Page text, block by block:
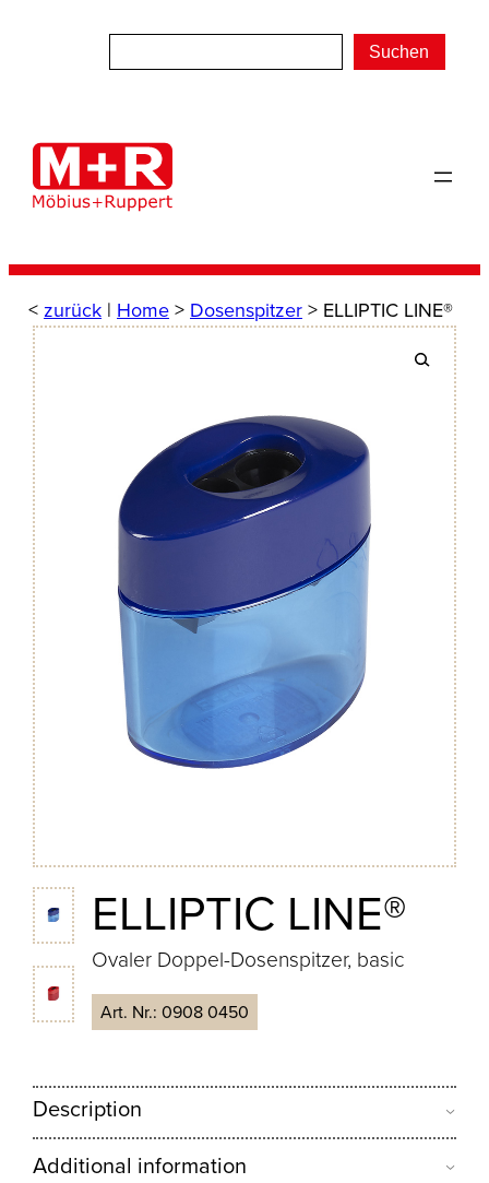
Suchen
< zurück | Home> Dosenspitzer> ELLIPTIC LINE®
ELLIPTIC LINE®
Ovaler Doppel-Dosenspitzer, basic
Art. Nr.: 0908 0450
Description
Additional information